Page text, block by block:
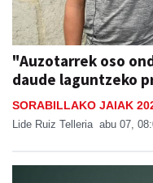
"Auzotarrek oso
daude laguntzeko
SORABILLAKO JAIAK
Lide Ruiz Telleria abu 07,